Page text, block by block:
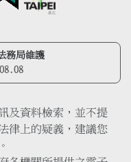
務局維護
及資料檢索，並不提
律上的疑義，建議您